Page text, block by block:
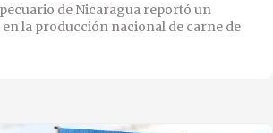
de Nicaragua reportó un
en la producción nacional de carne de